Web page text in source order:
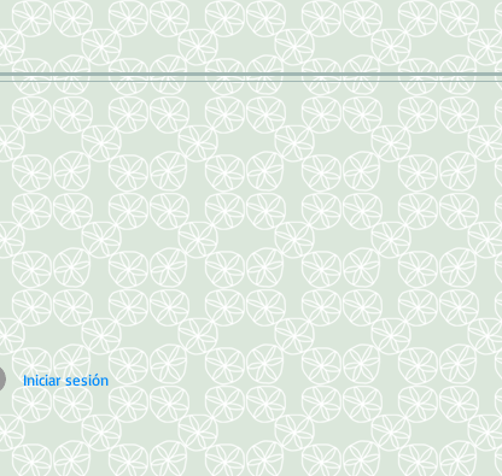
Iniciar sesión